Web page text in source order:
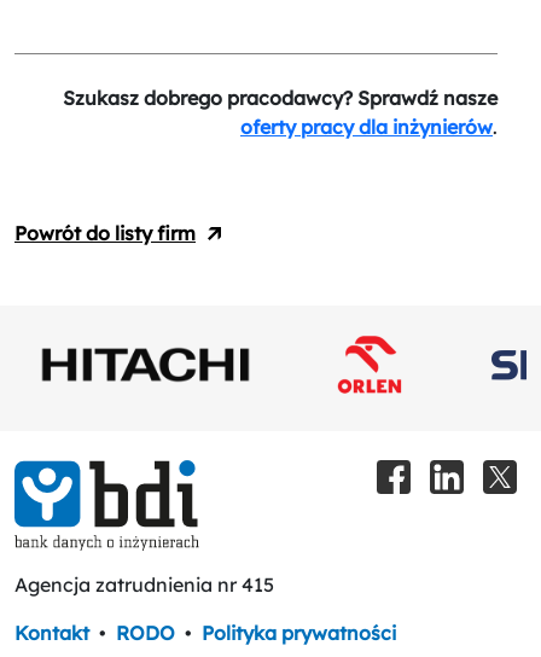
Szukasz dobrego pracodawcy? Sprawdź nasze
oferty pracy dla inżynierów.
Powrót do listy firm
Agencja zatrudnienia nr 415
Kontakt • RODO • Polityka prywatności